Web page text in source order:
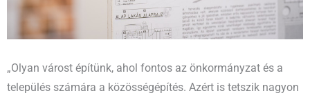
„Olyan várost építünk, ahol fontos az önkormányzat és a
település számára a közösségépítés. Azért is tetszik nagyon